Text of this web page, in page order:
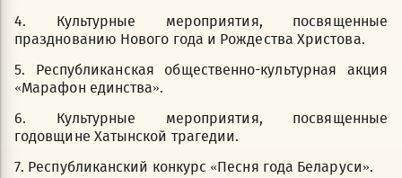
4. Культурные мероприятия, посвященные
празднованию Нового года и Рождества Христова.
5. Республиканская общественно-культурная акция
«Марафон единства».
6. Культурные мероприятия, посвященные
годовщине Хатынской трагедии.
7. Республиканский конкурс «Песня года Беларуси».